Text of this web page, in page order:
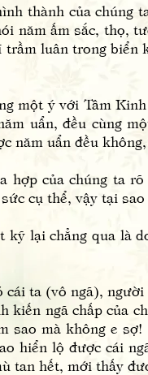
thành của chúng
năm ấm sắc, thọ,
luân trong biển
một ý với Tâm
uẩn, đều cùng
năm uẩn đều
của chúng ta
cụ thể, vậy tại
lại chẳng qua là
ta (vô ngã),
kiến ngã chấp của
sao mà không e
hiển lộ được cái
tan hết, mới thấy